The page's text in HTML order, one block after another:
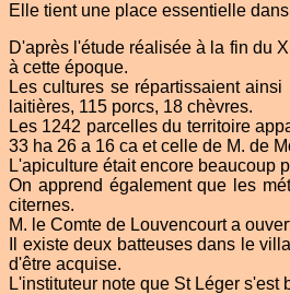
Elle tient une place essentielle
D'après l'étude réalisée à la fin du
à cette époque.
Les cultures se répartissaient
laitières, 115 porcs, 18 chèvres.
Les 1242 parcelles du territoire
33 ha 26 a 16 ca et celle de M. de
L'apiculture était encore beaucoup
On apprend également que les
citernes.
M. le Comte de Louvencourt a
Il existe deux batteuses dans le
d'être acquise.
L'instituteur note que St Léger